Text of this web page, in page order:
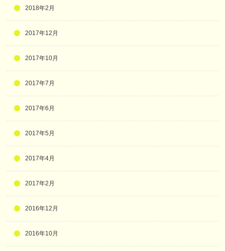
2018年2月
2017年12月
2017年10月
2017年7月
2017年6月
2017年5月
2017年4月
2017年2月
2016年12月
2016年10月